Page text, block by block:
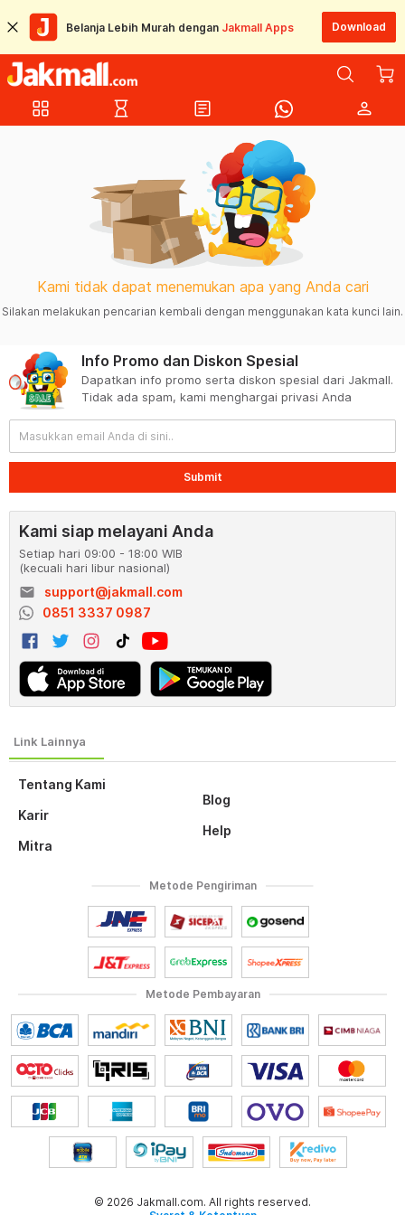
Belanja Lebih Murah dengan Jakmall Apps Download
grid_view hourglass_empty article person
Kami tidak dapat menemukan apa yang Anda cari
Silakan melakukan pencarian kembali dengan menggunakan kata kunci lain.
Tentang Kami
Karir
Mitra
Blog
Help
Info Promo dan Diskon Spesial
Dapatkan info promo serta diskon spesial dari Jakmall.
Tidak ada spam, kami menghargai privasi Anda
Submit
Kami siap melayani Anda
Setiap hari 09:00 - 18:00 WIB
(kecuali hari libur nasional)
email
support@jakmall.com
0851 3337 0987
Metode Pembayaran
Metode Pengiriman
© 2026 Jakmall.com. All rights reserved.